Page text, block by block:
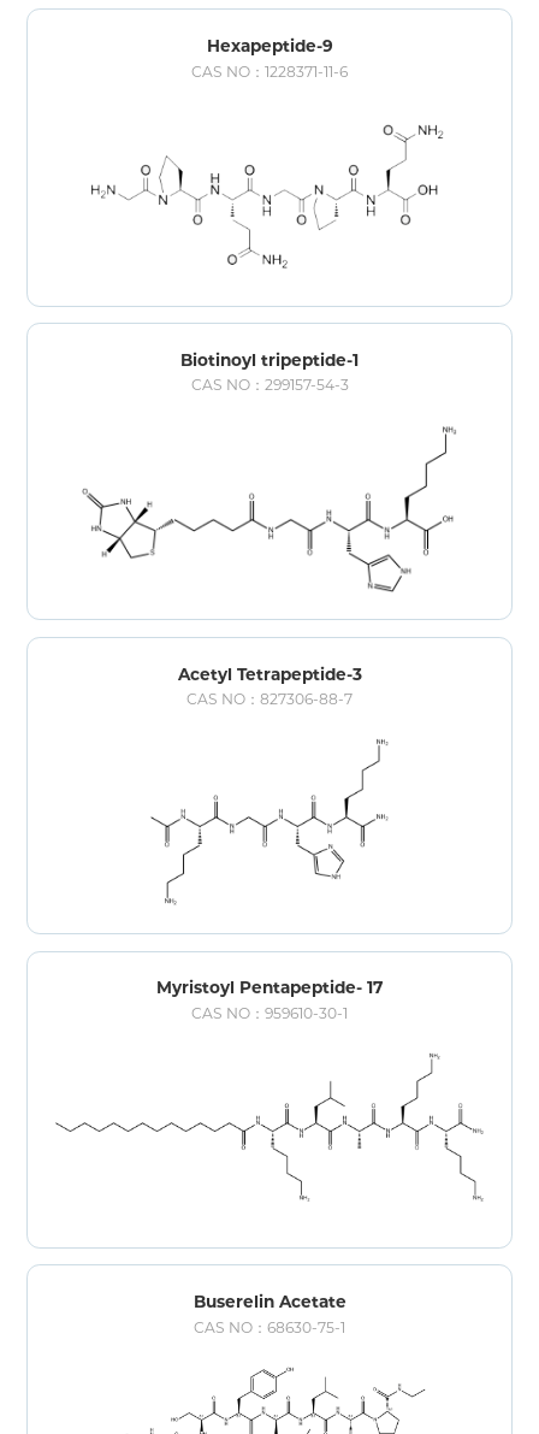
Hexapeptide-9
CAS NO：1228371-11-6
Biotinoyl tripeptide-1
CAS NO：299157-54-3
Acetyl Tetrapeptide-3
CAS NO：827306-88-7
Myristoyl Pentapeptide- 17
CAS NO：959610-30-1
Buserelin Acetate
CAS NO：68630-75-1